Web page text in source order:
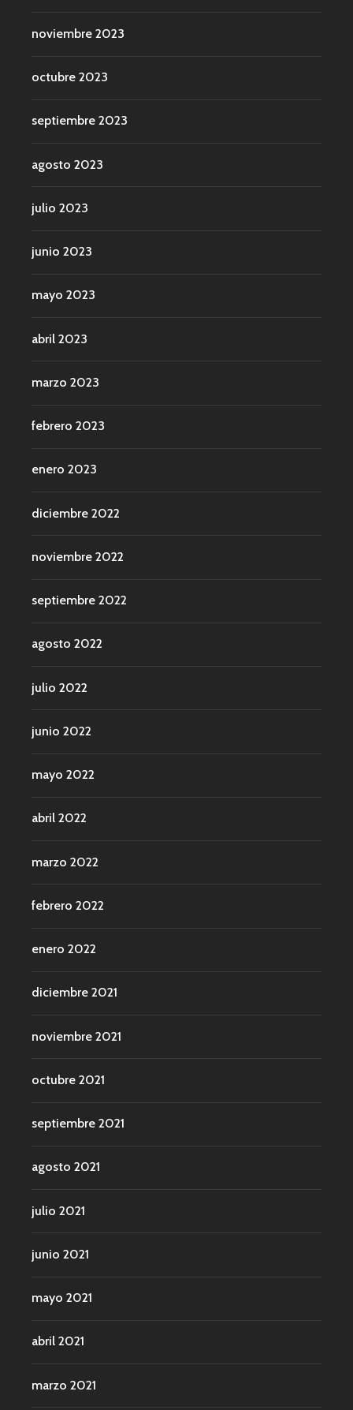
noviembre 2023
octubre 2023
septiembre 2023
agosto 2023
julio 2023
junio 2023
mayo 2023
abril 2023
marzo 2023
febrero 2023
enero 2023
diciembre 2022
noviembre 2022
septiembre 2022
agosto 2022
julio 2022
junio 2022
mayo 2022
abril 2022
marzo 2022
febrero 2022
enero 2022
diciembre 2021
noviembre 2021
octubre 2021
septiembre 2021
agosto 2021
julio 2021
junio 2021
mayo 2021
abril 2021
marzo 2021